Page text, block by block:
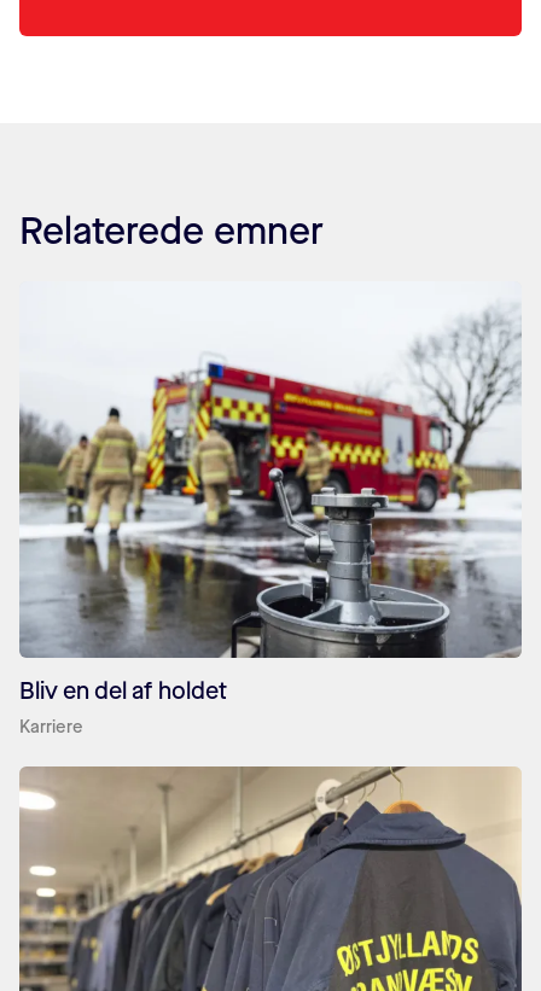
Relaterede emner
Bliv en del af holdet
Karriere